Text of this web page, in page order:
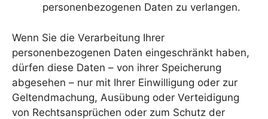
personenbezogenen Daten zu verlangen.
Wenn Sie die Verarbeitung Ihrer
personenbezogenen Daten eingeschränkt haben,
dürfen diese Daten – von ihrer Speicherung
abgesehen – nur mit Ihrer Einwilligung oder zur
Geltendmachung, Ausübung oder Verteidigung
von Rechtsansprüchen oder zum Schutz der